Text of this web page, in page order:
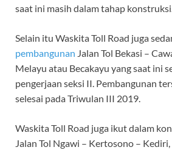
saat ini masih dalam tahap
Selain itu Waskita Toll Road juga
pembangunan Jalan Tol Bekasi –
Melayu atau Becakayu yang saat ini
pengerjaan seksi II. Pembangunan
selesai pada Triwulan III 2019.
Waskita Toll Road juga ikut dalam
Jalan Tol Ngawi – Kertosono –